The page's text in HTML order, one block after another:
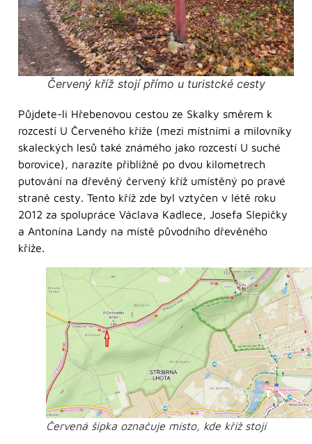
Červený kříž stojí přímo u turistcké cesty
Půjdete-li Hřebenovou cestou ze Skalky směrem k
rozcestí U Červeného kříže (mezi místními a milovníky
skaleckých lesů také známého jako rozcestí U suché
borovice), narazíte přibližně po dvou kilometrech
putování na dřevěný červený kříž umístěný po pravé
straně cesty. Tento kříž zde byl vztyčen v létě roku
2012 za spolupráce Václava Kadlece, Josefa Slepičky
a Antonína Landy na místě původního dřevěného
kříže.
Červená šipka označuje místo, kde kříž stojí